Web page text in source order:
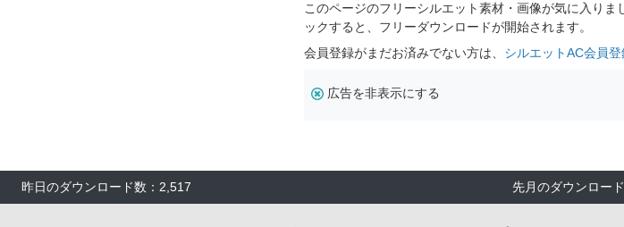
このページのフリーシルエット素材・画像が気に入りま
ックすると、フリーダウンロードが開始されます。
会員登録がまだお済みでない方は、 シルエットAC会員登
広告を非表示にする
昨日のダウンロード数：2,517 先月のダウンロー